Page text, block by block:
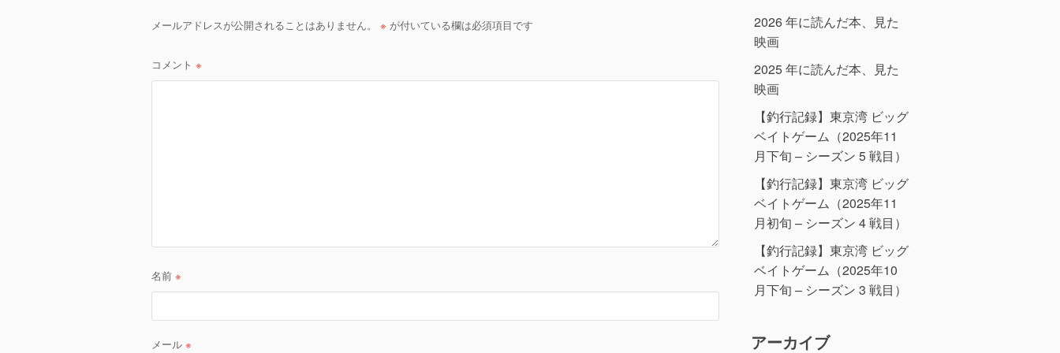
シ
メールアドレスが公開されることはありません。 ※ が付いている欄は必須項目です
コメント ※
名前 ※
メール ※
2026 年に読んだ本、見た
映画
2025 年に読んだ本、見た
映画
【釣行記録】東京湾 ビッグ
ベイトゲーム（2025年11
月下旬 – シーズン 5 戦目）
【釣行記録】東京湾 ビッグ
ベイトゲーム（2025年11
月初旬 – シーズン 4 戦目）
【釣行記録】東京湾 ビッグ
ベイトゲーム（2025年10
月下旬 – シーズン 3 戦目）
アーカイブ